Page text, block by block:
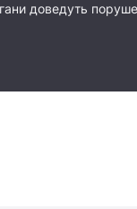
доведуть